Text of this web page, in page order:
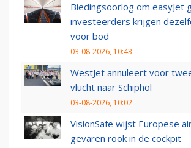
Biedingsoorlog om easyJet
investeerders krijgen
voor bod
03-08-2026, 10:43
WestJet annuleert voor
vlucht naar Schiphol
03-08-2026, 10:02
VisionSafe wijst Europese
gevaren rook in de cockpit